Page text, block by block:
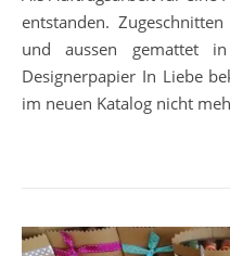
entstanden.
und aussen gemattet
Designerpapier In Liebe
im neuen Katalog nicht